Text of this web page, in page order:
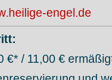
engel.de
€* / 11,00 €